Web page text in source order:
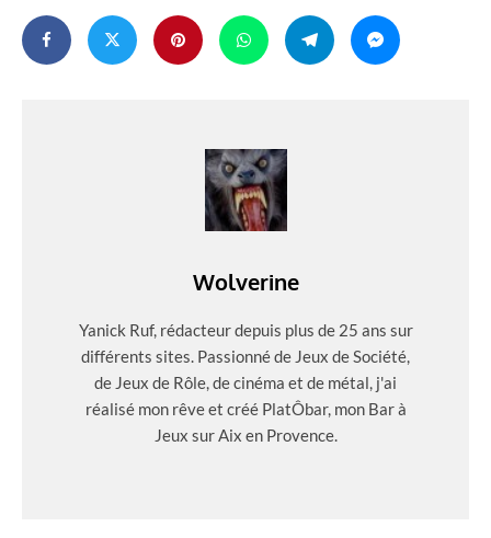
Wolverine
Yanick Ruf, rédacteur depuis plus de 25 ans sur
différents sites. Passionné de Jeux de Société,
de Jeux de Rôle, de cinéma et de métal, j'ai
réalisé mon rêve et créé PlatÔbar, mon Bar à
Jeux sur Aix en Provence.